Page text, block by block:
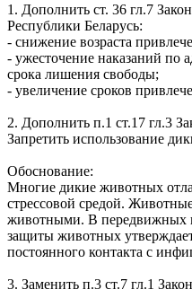
1. Дополнить ст. 36 гл.7
Республики Беларусь:
- снижение возраста
- ужесточение наказаний по
срока лишения свободы;
- увеличение сроков
2. Дополнить п.1 ст.17 гл.3
Запретить использование
Обоснование:
Многие дикие животных
стрессовой средой.
животными. В передвижных
защиты животных
постоянного контакта с
3. Заменить п.3 ст.7 гл.1